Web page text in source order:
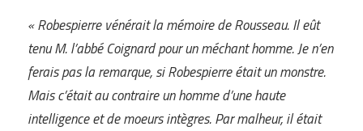
« Robespierre vénérait la mémoire de Rousseau. Il eût
tenu M. l’abbé Coignard pour un méchant homme. Je n’en
ferais pas la remarque, si Robespierre était un monstre.
Mais c’était au contraire un homme d’une haute
intelligence et de moeurs intègres. Par malheur, il était